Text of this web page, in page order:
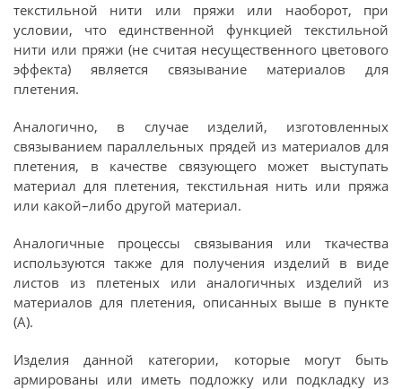
текстильной нити или пряжи или наоборот, при
условии, что единственной функцией текстильной
нити или пряжи (не считая несущественного цветового
эффекта) является связывание материалов для
плетения.
Аналогично, в случае изделий, изготовленных
связыванием параллельных прядей из материалов для
плетения, в качестве связующего может выступать
материал для плетения, текстильная нить или пряжа
или какой–либо другой материал.
Аналогичные процессы связывания или ткачества
используются также для получения изделий в виде
листов из плетеных или аналогичных изделий из
материалов для плетения, описанных выше в пункте
(А).
Изделия данной категории, которые могут быть
армированы или иметь подложку или подкладку из